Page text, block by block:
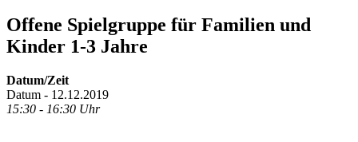
Offene Spielgruppe für Familien und
Kinder 1-3 Jahre
Datum/Zeit
Datum - 12.12.2019
15:30 - 16:30 Uhr